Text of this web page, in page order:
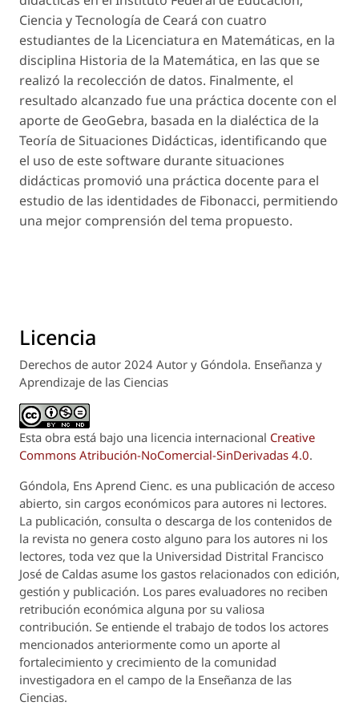
Ciencia y Tecnología de Ceará con cuatro
estudiantes de la Licenciatura en Matemáticas, en la
disciplina Historia de la Matemática, en las que se
realizó la recolección de datos. Finalmente, el
resultado alcanzado fue una práctica docente con el
aporte de GeoGebra, basada en la dialéctica de la
Teoría de Situaciones Didácticas, identificando que
el uso de este software durante situaciones
didácticas promovió una práctica docente para el
estudio de las identidades de Fibonacci, permitiendo
una mejor comprensión del tema propuesto.
Licencia
Derechos de autor 2024 Autor y Góndola. Enseñanza y
Aprendizaje de las Ciencias
Esta obra está bajo una licencia internacional Creative
Commons Atribución-NoComercial-SinDerivadas 4.0.
Góndola, Ens Aprend Cienc. es una publicación de acceso
abierto, sin cargos económicos para autores ni lectores.
La publicación, consulta o descarga de los contenidos de
la revista no genera costo alguno para los autores ni los
lectores, toda vez que la Universidad Distrital Francisco
José de Caldas asume los gastos relacionados con edición,
gestión y publicación. Los pares evaluadores no reciben
retribución económica alguna por su valiosa
contribución. Se entiende el trabajo de todos los actores
mencionados anteriormente como un aporte al
fortalecimiento y crecimiento de la comunidad
investigadora en el campo de la Enseñanza de las
Ciencias.